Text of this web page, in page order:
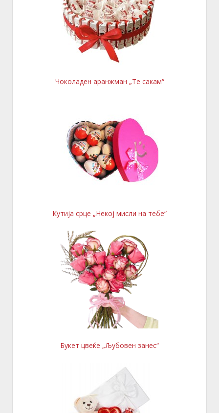
Чоколаден аранжман „Те сакам“
Кутија срце „Некој мисли на тебе“
Букет цвеќе „Љубовен занес“